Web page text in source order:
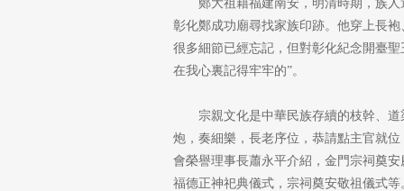
鄭大祖籍福建南安，明清時期，族
彰化鄭成功廟尋找家族印跡。他穿上長
很多細節已經忘記，但對彰化紀念開臺
在我心裏記得牢牢的”。
宗親文化是中華民族存續的枝幹、
炮，奏細樂，長老序位，恭請點主官就
會榮譽理事長蕭永平介紹，金門宗祠奠
福德正神祀典儀式，宗祠奠安敬祖儀式